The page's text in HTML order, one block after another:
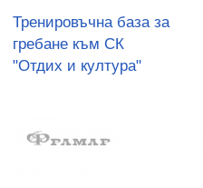
Тренировъчна база за
гребане към СК
"Отдих и култура"